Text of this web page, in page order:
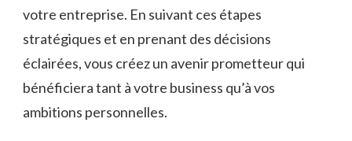
votre entreprise. En suivant ces étapes
stratégiques et en prenant des décisions
éclairées, vous créez un avenir prometteur qui
bénéficiera tant à votre business qu’à vos
ambitions personnelles.